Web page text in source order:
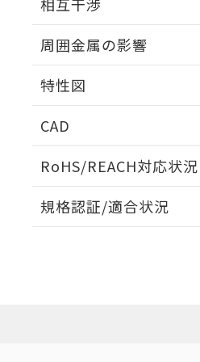
A: 30mm以上、B: 20mm以上
周囲金属の影響
特性図
CAD
RoHS/REACH対応状況
EU RoHS 注意事項・凡例
規格認証/適合状況